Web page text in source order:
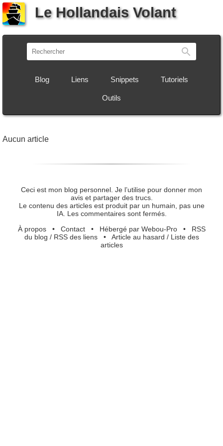
Le Hollandais Volant
Blog Liens Snippets Tutoriels
Outils
Aucun article
Ceci est mon blog personnel. Je l’utilise pour donner mon
avis et partager des trucs.
Le contenu des articles est produit par un humain, pas une
IA. Les commentaires sont fermés.
À propos• Contact• Hébergé par Webou-Pro• RSS
du blog / RSS des liens• Article au hasard / Liste des
articles